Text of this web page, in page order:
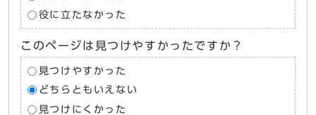
役に立たなかった
このページは見つけやすかったですか？
見つけやすかった
どちらともいえない
見つけにくかった